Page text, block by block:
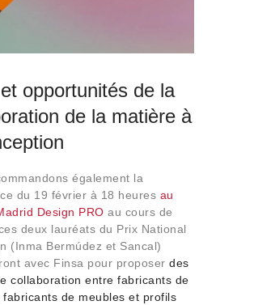
opportunités de la
de la matière à
également la
du 19 février à 18 heures au
Design PRO au cours de
deux lauréats du Prix National
(Inma Bermúdez et Sancal)
avec Finsa pour proposer des
collaboration entre fabricants de
fabricants de meubles et profils